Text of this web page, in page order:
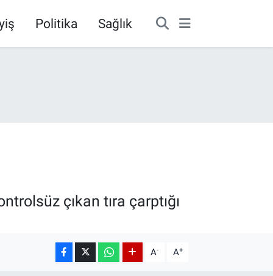
Politika Sağlık
çıkan tıra çarptığı
A- A+